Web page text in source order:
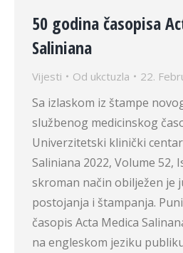
50 godina časopisa
Saliniana
Vijesti Od ukctuzla 22.
Sa izlaskom iz štampe
službenog medicinskog
Univerzitetski klinički
Saliniana 2022, Volume 52,
skroman način obilježen je
postojanja i štampanja.
časopis Acta Medica
na engleskom jeziku